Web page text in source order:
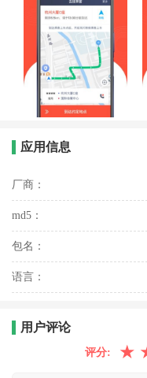
应用信息
厂商：
md5：
包名：
语言：
用户评论
评分: ★